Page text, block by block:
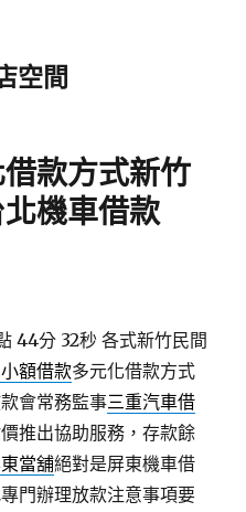
空間
款方式新竹
機車借款
44分 32秒 各式新竹民間
額借款多元化借款方式
會常務監事三重汽車借
推出協助服務，存款餘
當舖絕對是屏東機車借
門辦理放款注意事項要